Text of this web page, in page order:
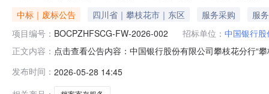
中标｜废标公告 四川省｜攀枝花市｜东区 服务采购
服务
项目编号： BOCPZHFSCG-FW-2026-002 招标单位： 中国银行
正文内容： 点击查看公告内容：中国银行股份有限公司攀枝花分行“
发布时间： 2026-05-28 14:45